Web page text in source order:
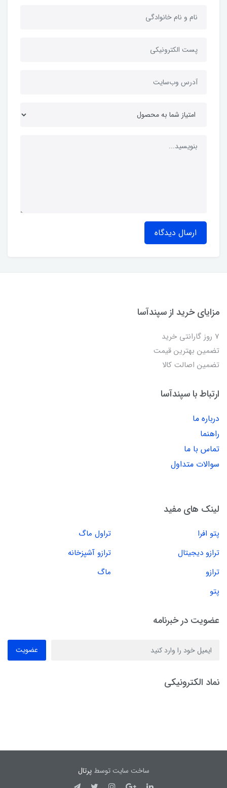
ارسال دیدگاه
مزایای خرید از سپندآسا
7 روز گارانتی خرید
تضمین بهترین قیمت
تضمین اصالت کالا
ارتباط با سپندآسا
درباره ما
راهنما
تماس با ما
سوالات متداول
لینک های مفید
پتو افرا
تراول ماگ
ترازو دیجیتال
ترازو آشپزخانه
ترازو
ماگ
پتو
عضویت در خبرنامه
عضویت
نماد الکترونیکی
ساخت سایت توسطپرتال